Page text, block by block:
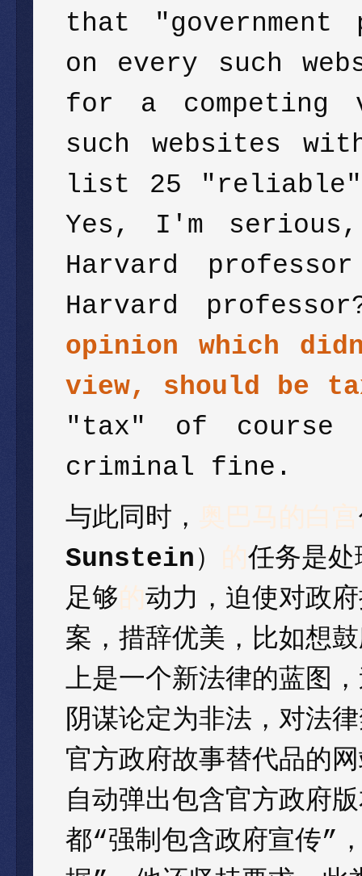
that "government
on every such
for a
such websites
list 25 "reliable"
Yes, I'm
Harvard
Harvard
opinion which
view, should be
"tax" of course
criminal fine.
与此同时， 奥巴马的白宫
Sunstein） 的任务是
足够的动力，迫使对政
案，措辞优美，比如想
上是一个新法律的蓝图
阴谋论定为非法，对法
官方政府故事替代品的
自动弹出包含官方政府
都“强制包含政府宣传”